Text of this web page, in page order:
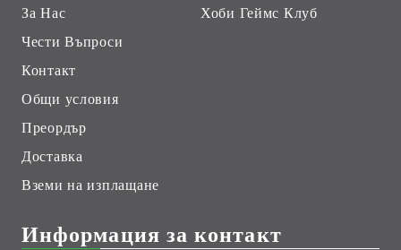
За Нас
Чести Въпроси
Контакт
Общи условия
Преордър
Доставка
Вземи на изплащане
Хоби Геймс Клуб
Информация за контакт